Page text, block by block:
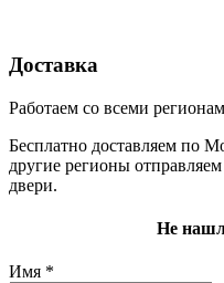
Доставка
Работаем со всеми
Бесплатно доставляем по
другие регионы
двери.
Не
Имя *